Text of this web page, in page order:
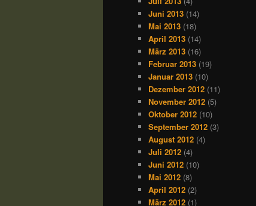
Juni 2013 (14)
Mai 2013 (18)
April 2013 (14)
März 2013 (16)
Februar 2013 (19)
Januar 2013 (10)
Dezember 2012 (11)
November 2012 (5)
Oktober 2012 (10)
September 2012 (3)
August 2012 (4)
Juli 2012 (4)
Juni 2012 (10)
Mai 2012 (8)
April 2012 (2)
März 2012 (1)